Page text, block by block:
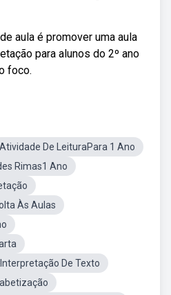
aula é promover uma aula
para alunos do 2º ano
foco.
Atividade De LeituraPara 1 Ano
Rimas1 Ano
Às Aulas
De Texto